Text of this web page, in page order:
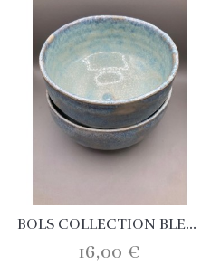
BOLS COLLECTION BLEU...
16,00 €